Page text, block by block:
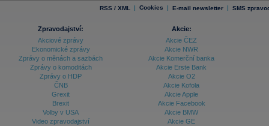
RSS / XML | Cookies | E-mail newsletter | SMS
Zpravodajství:
Akciové zprávy
Ekonomické zprávy
Zprávy o měnách a sazbách
Zprávy o komoditách
Zprávy o HDP
ČNB
Grexit
Brexit
Volby v USA
Video zpravodajství
Akcie:
Akcie ČEZ
Akcie NWR
Akcie Komerční banka
Akcie Erste Bank
Akcie O2
Akcie Kofola
Akcie Apple
Akcie Facebook
Akcie BMW
Akcie GE